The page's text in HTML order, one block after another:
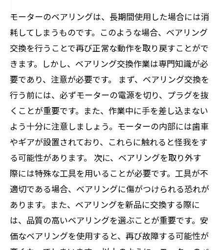
モーターのベアリングは、長期間使用した場合には消
耗してしまうものです。このような場合、ベアリング
交換を行うことで再び正常な動作を取り戻すことがで
きます。しかし、ベアリング交換作業は専門知識が必
要であり、注意が必要です。 まず、ベアリング交換を
行う前には、必ずモーターの電源を切り、プラグを抜
くことが重要です。また、作業中に手を差し込まない
よう十分に注意しましょう。モーターの内部には歯車
やギアが設置されており、これらに触れると怪我をす
る可能性があります。 次に、ベアリングを取り外す
際には特殊な工具を用いることが必要です。工具が不
適切である場合、ベアリングに傷がつけられる恐れが
あります。また、ベアリングを新品に交換する際に
は、品質の高いベアリングを選ぶことが重要です。安
価なベアリングを使用すると、再び故障する可能性が